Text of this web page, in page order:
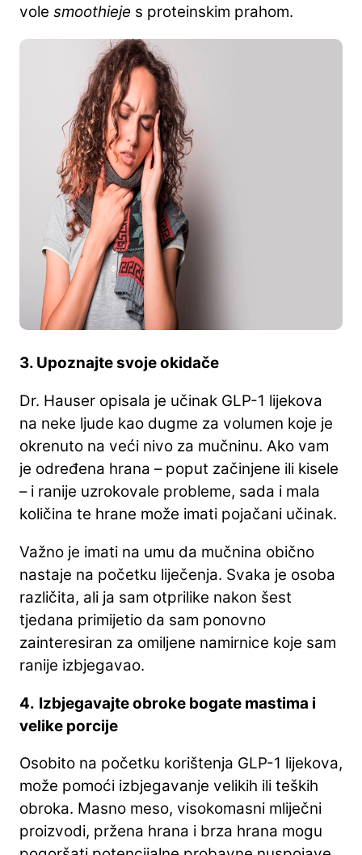
vole smoothieje s proteinskim prahom.
3. Upoznajte svoje okidače
Dr. Hauser opisala je učinak GLP-1 lijekova
na neke ljude kao dugme za volumen koje je
okrenuto na veći nivo za mučninu. Ako vam
je određena hrana – poput začinjene ili kisele
– i ranije uzrokovale probleme, sada i mala
količina te hrane može imati pojačani učinak.
Važno je imati na umu da mučnina obično
nastaje na početku liječenja. Svaka je osoba
različita, ali ja sam otprilike nakon šest
tjedana primijetio da sam ponovno
zainteresiran za omiljene namirnice koje sam
ranije izbjegavao.
4. Izbjegavajte obroke bogate mastima i
velike porcije
Osobito na početku korištenja GLP-1 lijekova,
može pomoći izbjegavanje velikih ili teških
obroka. Masno meso, visokomasni mliječni
proizvodi, pržena hrana i brza hrana mogu